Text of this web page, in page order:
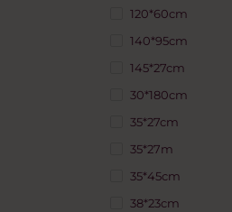
120*60cm
140*95cm
145*27cm
30*180cm
35*27cm
35*27m
35*45cm
38*23cm